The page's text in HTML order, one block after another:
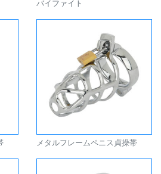
バイファイト
メタルフレームペニス貞操帯